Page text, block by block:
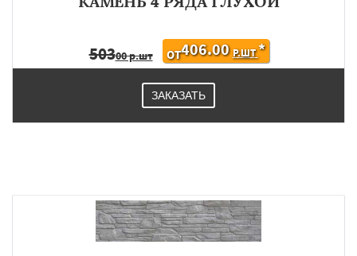
50300 р.шт ОТ406.00 Р.ШТ*
ЗАКАЗАТЬ